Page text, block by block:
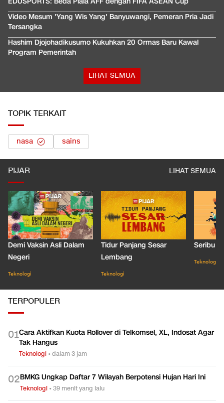
Video Mesum 'Yang Wis Yang' Banyuwangi, Pemeran Pria Jadi
Tersangka
Hashim Djojohadikusumo Kukuhkan 20 Ormas Baru Kawal
Program Pemerintah
LIHAT SEMUA
TOPIK TERKAIT
nasa sains
PIJAR LIHAT SEMUA
Demi Vaksin Asli Dalam
Negeri
Teknologi
Tidur Panjang Sesar
Lembang
Teknologi
Seribu
Teknologi
TERPOPULER
01Cara Aktifkan Kuota Rollover di Telkomsel, XL, Indosat Agar
Tak Hangus
Teknologi •dalam 3 jam
02BMKG Ungkap Daftar 7 Wilayah Berpotensi Hujan Hari Ini
Teknologi •39 menit yang lalu